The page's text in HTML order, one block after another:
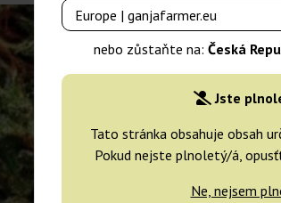
nebo zůstaňte na: Česká
Jste
Tato stránka obsahuje obsah
Pokud nejste plnoletý/á,
Ne, nejsem